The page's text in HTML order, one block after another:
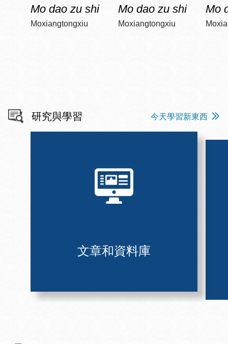
Mo dao zu shi
Moxiangtongxiu
Mo dao zu shi
Moxiangtongxiu
Mo
研究與學習 今天學習新東西
文章和資料庫